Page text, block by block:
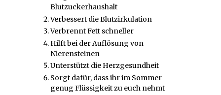
Blutzuckerhaushalt
Verbessert die Blutzirkulation
Verbrennt Fett schneller
Hilft bei der Auflösung von
Nierensteinen
Unterstützt die Herzgesundheit
Sorgt dafür, dass ihr im Sommer
genug Flüssigkeit zu euch nehmt